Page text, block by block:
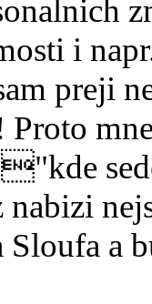
i
preji
nabizi
Sloufa a